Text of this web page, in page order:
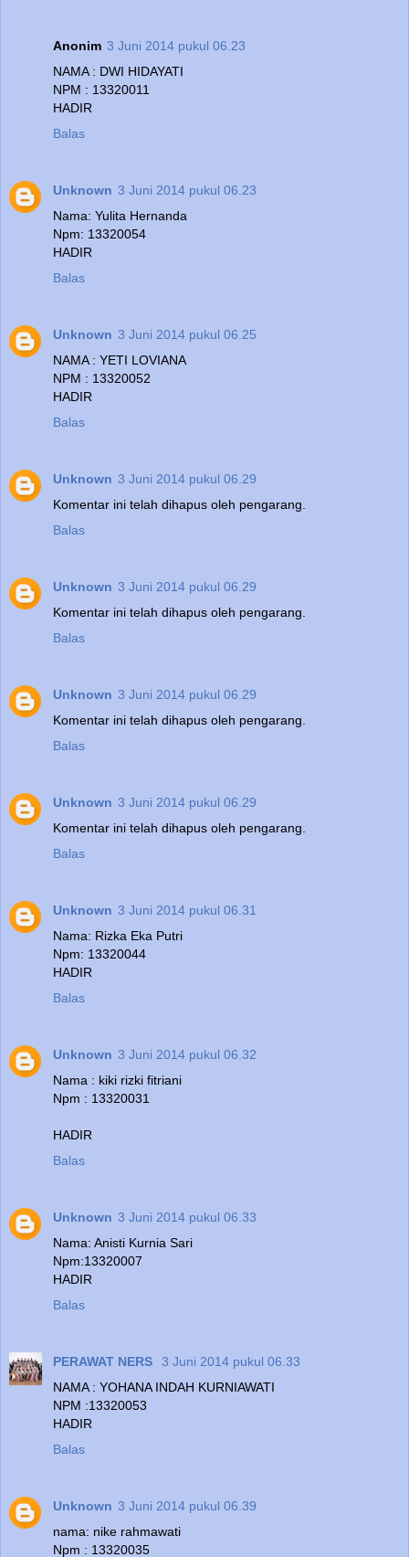
Anonim 3 Juni 2014 pukul 06.23
NAMA : DWI HIDAYATI
NPM : 13320011
HADIR
Balas
Unknown 3 Juni 2014 pukul 06.23
Nama: Yulita Hernanda
Npm: 13320054
HADIR
Balas
Unknown 3 Juni 2014 pukul 06.25
NAMA : YETI LOVIANA
NPM : 13320052
HADIR
Balas
Unknown 3 Juni 2014 pukul 06.29
Komentar ini telah dihapus oleh pengarang.
Balas
Unknown 3 Juni 2014 pukul 06.29
Komentar ini telah dihapus oleh pengarang.
Balas
Unknown 3 Juni 2014 pukul 06.29
Komentar ini telah dihapus oleh pengarang.
Balas
Unknown 3 Juni 2014 pukul 06.29
Komentar ini telah dihapus oleh pengarang.
Balas
Unknown 3 Juni 2014 pukul 06.31
Nama: Rizka Eka Putri
Npm: 13320044
HADIR
Balas
Unknown 3 Juni 2014 pukul 06.32
Nama : kiki rizki fitriani
Npm : 13320031
HADIR
Balas
Unknown 3 Juni 2014 pukul 06.33
Nama: Anisti Kurnia Sari
Npm:13320007
HADIR
Balas
PERAWAT NERS
3 Juni 2014 pukul 06.33
NAMA : YOHANA INDAH KURNIAWATI
NPM :13320053
HADIR
Balas
Unknown 3 Juni 2014 pukul 06.39
nama: nike rahmawati
Npm : 13320035